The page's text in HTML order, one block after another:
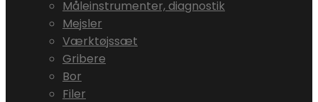
Måleinstrumenter, diagnostik
Mejsler
Værktøjssæt
Gribere
Bor
Filer